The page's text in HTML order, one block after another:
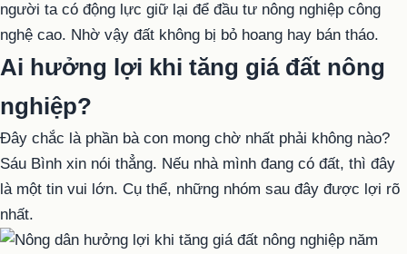
người ta có động lực giữ lại để đầu tư nông nghiệp công
nghệ cao. Nhờ vậy đất không bị bỏ hoang hay bán tháo.
Ai hưởng lợi khi tăng giá đất nông
nghiệp?
Đây chắc là phần bà con mong chờ nhất phải không nào?
Sáu Bình xin nói thẳng. Nếu nhà mình đang có đất, thì đây
là một tin vui lớn. Cụ thể, những nhóm sau đây được lợi rõ
nhất.